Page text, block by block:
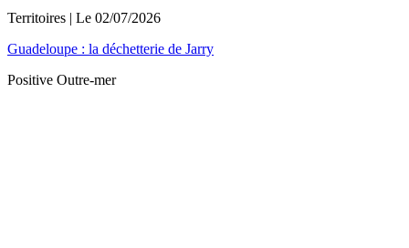
Territoires | Le 02/07/2026
Guadeloupe : la déchetterie de Jarry
Positive Outre-mer